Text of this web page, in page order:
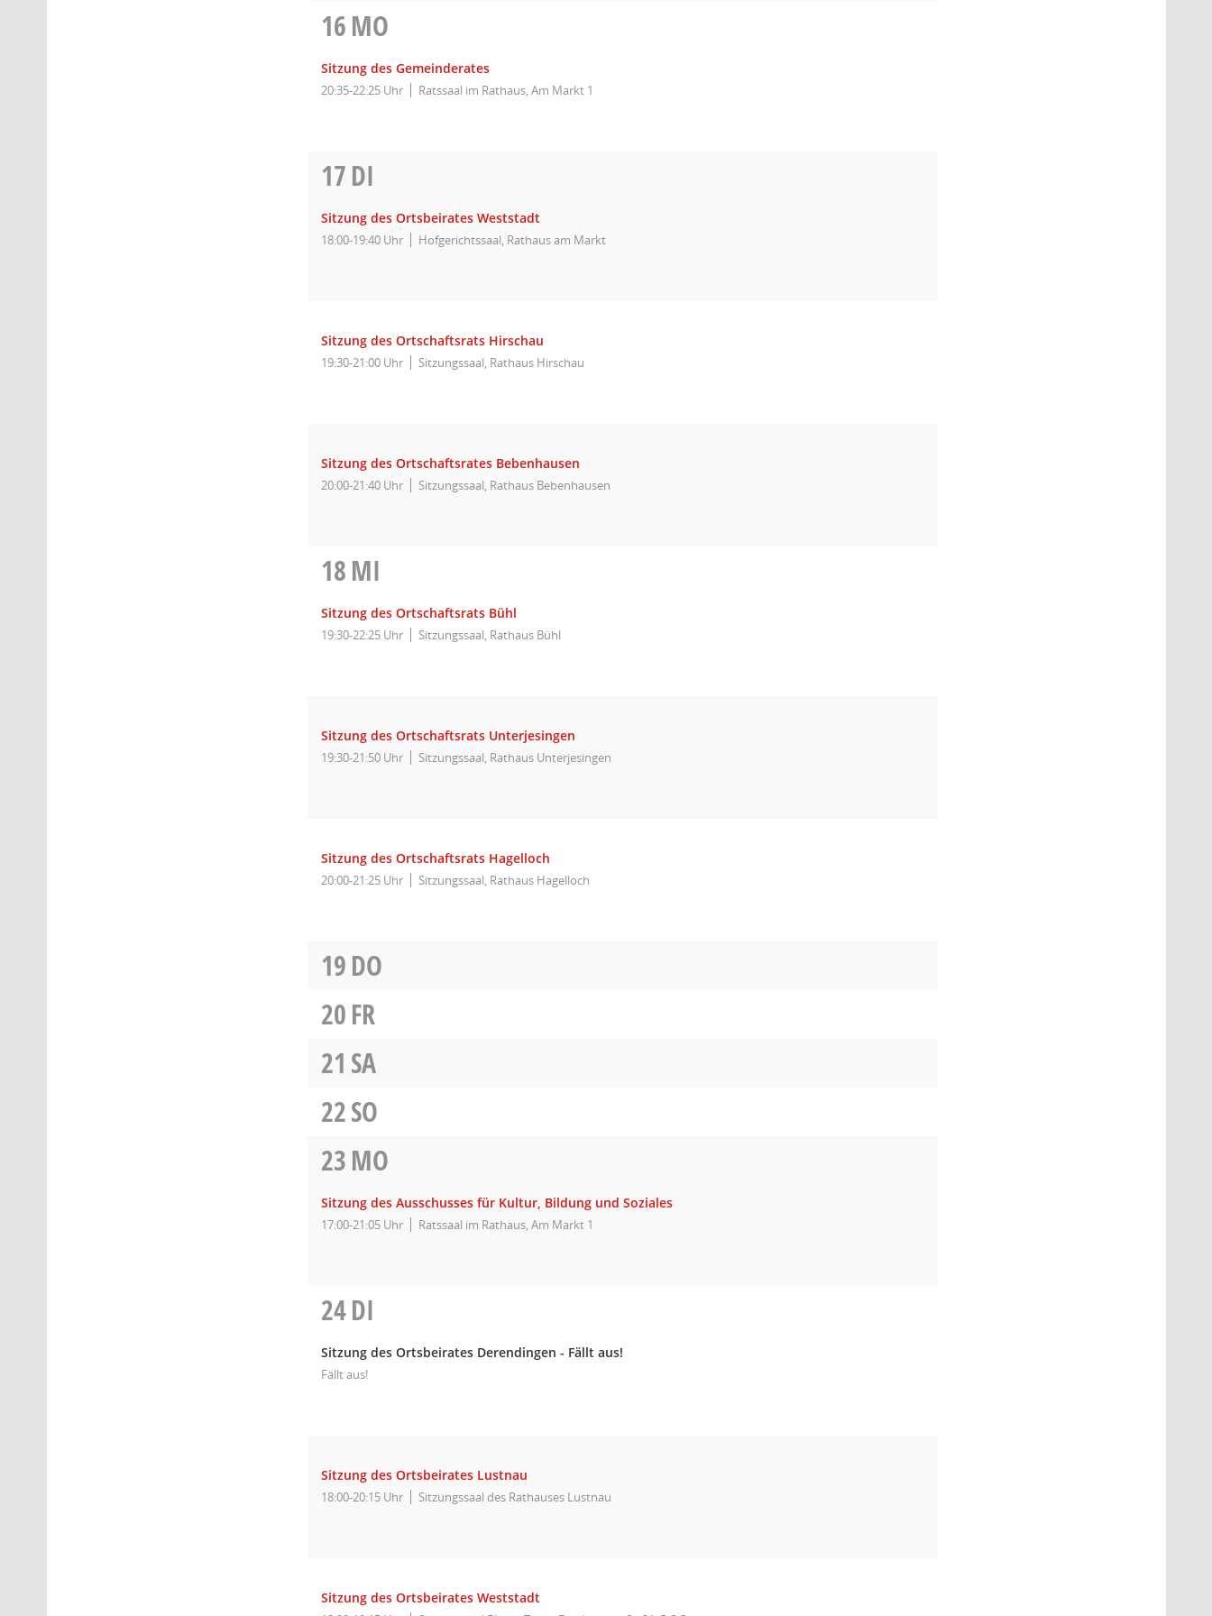
16MO
Sitzung des Gemeinderates
20:35-22:25 Uhr Ratssaal im Rathaus, Am Markt 1
17DI
Sitzung des Ortsbeirates Weststadt
18:00-19:40 Uhr Hofgerichtssaal, Rathaus am Markt
Sitzung des Ortschaftsrats Hirschau
19:30-21:00 Uhr Sitzungssaal, Rathaus Hirschau
Sitzung des Ortschaftsrates Bebenhausen
20:00-21:40 Uhr Sitzungssaal, Rathaus Bebenhausen
18MI
Sitzung des Ortschaftsrats Bühl
19:30-22:25 Uhr Sitzungssaal, Rathaus Bühl
Sitzung des Ortschaftsrats Unterjesingen
19:30-21:50 Uhr Sitzungssaal, Rathaus Unterjesingen
Sitzung des Ortschaftsrats Hagelloch
20:00-21:25 Uhr Sitzungssaal, Rathaus Hagelloch
19DO
20FR
21 SA
22SO
23MO
Sitzung des Ausschusses für Kultur, Bildung und Soziales
17:00-21:05 Uhr Ratssaal im Rathaus, Am Markt 1
24DI
Sitzung des Ortsbeirates Derendingen - Fällt aus!
Fällt aus!
Sitzung des Ortsbeirates Lustnau
18:00-20:15 Uhr Sitzungssaal des Rathauses Lustnau
Sitzung des Ortsbeirates Weststadt